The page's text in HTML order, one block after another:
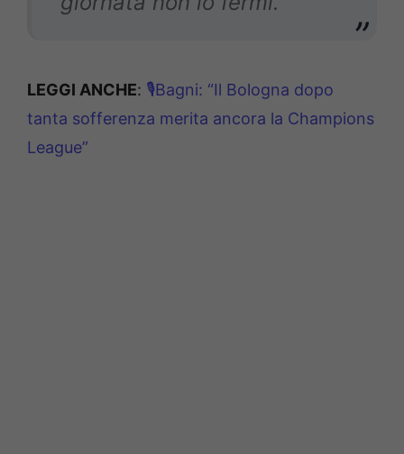
LEGGI ANCHE: 🎙️Bagni: “Il Bologna dopo
tanta sofferenza merita ancora la Champions
League”